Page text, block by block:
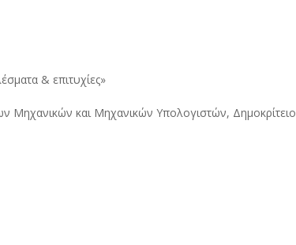
& επιτυχίες»
Μηχανικών και Μηχανικών Υπολογιστών, Δημοκρίτειο